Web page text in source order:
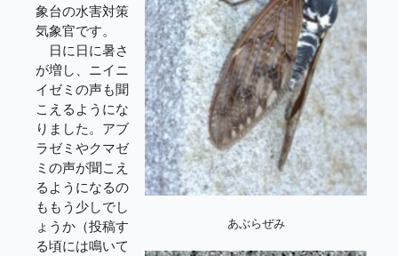
あぶらぜみ
象台の水害対策
気象官です。
日に日に暑さ
が増し、ニイニ
イゼミの声も聞
こえるようにな
りました。アブ
ラゼミやクマゼ
ミの声が聞こえ
るようになるの
ももう少しでし
ょうか（投稿す
る頃には鳴いて